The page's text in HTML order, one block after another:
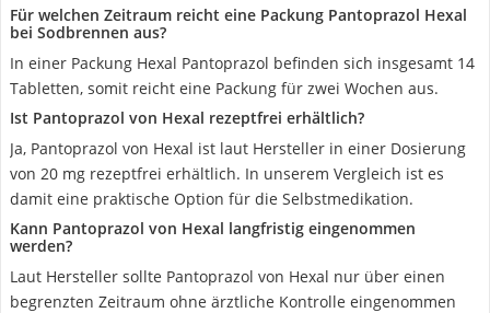
Für welchen Zeitraum reicht eine Packung Pantoprazol Hexal
bei Sodbrennen aus?
In einer Packung Hexal Pantoprazol befinden sich insgesamt 14
Tabletten, somit reicht eine Packung für zwei Wochen aus.
Ist Pantoprazol von Hexal rezeptfrei erhältlich?
Ja, Pantoprazol von Hexal ist laut Hersteller in einer Dosierung
von 20 mg rezeptfrei erhältlich. In unserem Vergleich ist es
damit eine praktische Option für die Selbstmedikation.
Kann Pantoprazol von Hexal langfristig eingenommen
werden?
Laut Hersteller sollte Pantoprazol von Hexal nur über einen
begrenzten Zeitraum ohne ärztliche Kontrolle eingenommen